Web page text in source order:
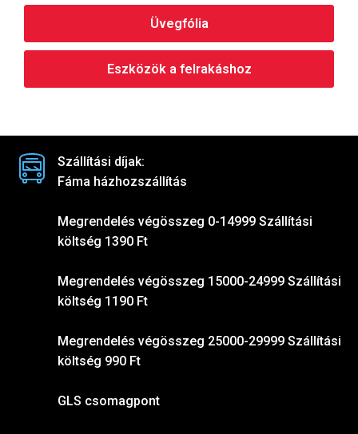
Üvegfólia
Eszközök a felrakáshoz
Szállítási díjak:
Fáma házhozszállítás
Megrendelés végösszeg 0-14999 Szállítási
költség 1390 Ft
Megrendelés végösszeg 15000-24999 Szállítási
költség 1190 Ft
Megrendelés végösszeg 25000-29999 Szállítási
költség 990 Ft
GLS csomagpont